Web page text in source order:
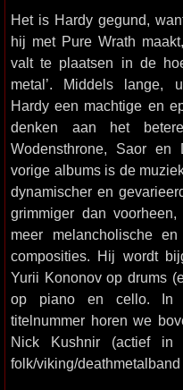
Het is Hardy gegund,
hij met Pure Wrath
valt te plaatsen in de
metal’. Middels lange,
Hardy een machtige en
denken aan het
Wodensthrone, Saor
vorige albums is de
dynamischer en
grimmiger dan
meer melancholische
composities. Hij wordt
Yurii Kononov op drums
op piano en cello. In
titelnummer horen we
Nick Kushnir (actief in
folk/viking/deathmetalband